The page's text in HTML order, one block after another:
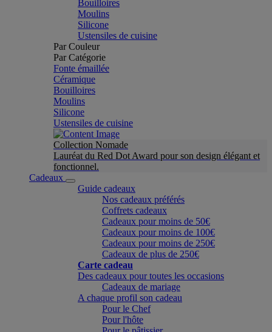
Bouilloires
Moulins
Silicone
Ustensiles de cuisine
Par Couleur
Par Catégorie
Fonte émaillée
Céramique
Bouilloires
Moulins
Silicone
Ustensiles de cuisine
Collection Nomade
Lauréat du Red Dot Award pour son design élégant et
fonctionnel.
Cadeaux
Guide cadeaux
Nos cadeaux préférés
Coffrets cadeaux
Cadeaux pour moins de 50€
Cadeaux pour moins de 100€
Cadeaux pour moins de 250€
Cadeaux de plus de 250€
Carte cadeau
Des cadeaux pour toutes les occasions
Cadeaux de mariage
A chaque profil son cadeau
Pour le Chef
Pour l'hôte